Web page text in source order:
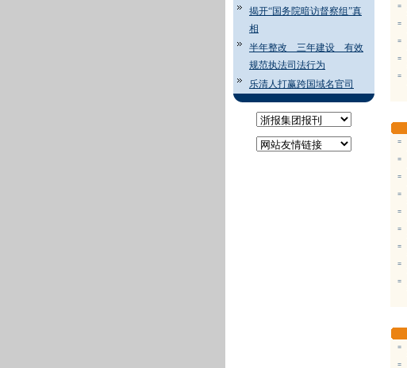
揭开“国务院暗访督察组”真
相
半年整改 三年建设 有效
规范执法司法行为
乐清人打赢跨国域名官司
=
=
=
=
=
=
=
=
=
=
=
=
=
=
=
=